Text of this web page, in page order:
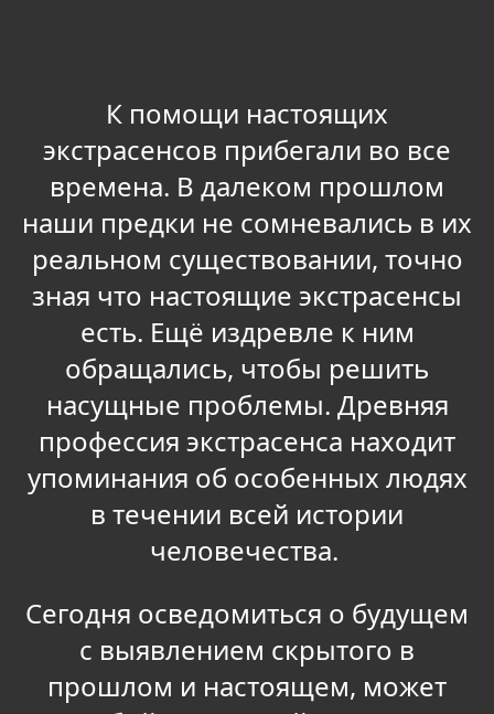
К помощи настоящих
экстрасенсов прибегали во все
времена. В далеком прошлом
наши предки не сомневались в их
реальном существовании, точно
зная что настоящие экстрасенсы
есть. Ещё издревле к ним
обращались, чтобы решить
насущные проблемы. Древняя
профессия экстрасенса находит
упоминания об особенных людях
в течении всей истории
человечества.
Сегодня осведомиться о будущем
с выявлением скрытого в
прошлом и настоящем, может